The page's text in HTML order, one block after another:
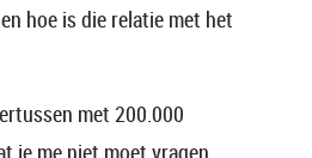
hoe is die relatie met het
met 200.000
je me niet moet vragen